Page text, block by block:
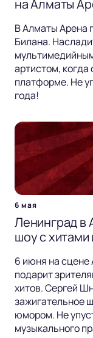
на Алматы
В Алматы Арена
Билана.
артистом,
платформе. Не
года!
6 мая
Ленинград в
шоу с
6 июня на сцене
подарит
хитов. Сергей
зажигательное
юмором. Не
музыкального